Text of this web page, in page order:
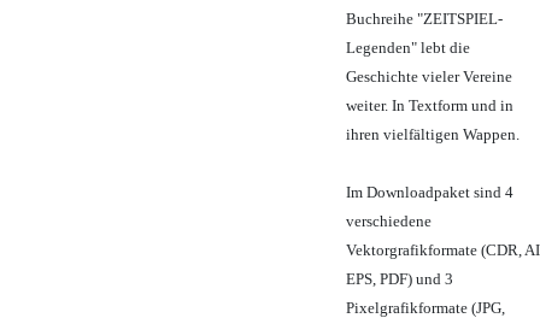
Buchreihe "ZEITSPIEL-
Legenden" lebt die
Geschichte vieler Vereine
weiter. In Textform und in
ihren vielfältigen Wappen.
Im Downloadpaket sind 4
verschiedene
Vektorgrafikformate (CDR, AI
EPS, PDF) und 3
Pixelgrafikformate (JPG,